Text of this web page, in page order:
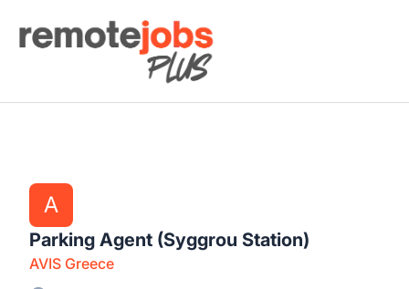
Remote Jobs Plus
A
Parking Agent (Syggrou Station)
AVIS Greece